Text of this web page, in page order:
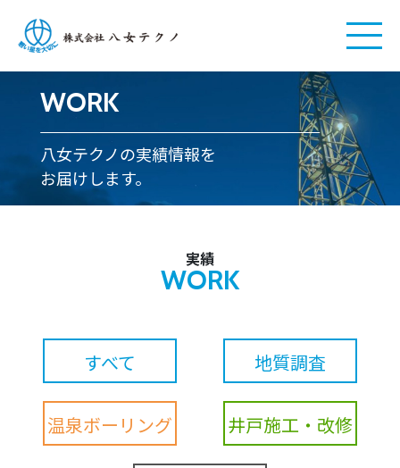
WORK
八女テクノの実績情報を
お届けします。
実績
WORK
すべて 地質調査
温泉ボーリング 井戸施工・改修